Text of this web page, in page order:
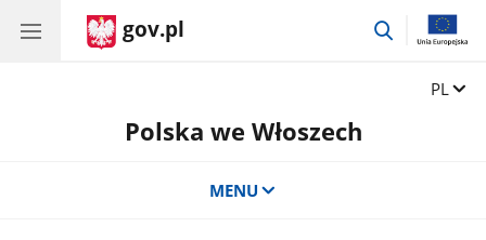
gov.pl
przejdź
Zmień
PL
Polska we Włoszech
MENU